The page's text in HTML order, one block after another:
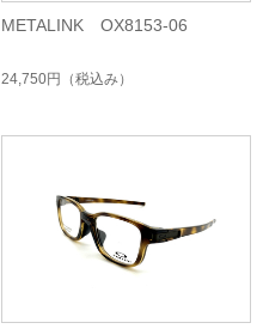
METALINK OX8153-06
24,750円 （税込み）